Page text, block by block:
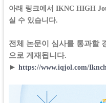
아래 링크에서 IKNC HIGH
실 수 있습니다.
전체 논문이 심사를 통과할
으로 게재됩니다.
► https://www.iqjol.com/